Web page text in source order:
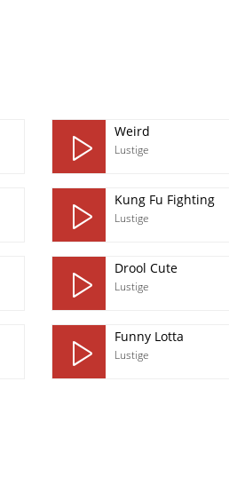
Weird
Lustige
Kung Fu Fighting
Lustige
Drool Cute
Lustige
Funny Lotta
Lustige